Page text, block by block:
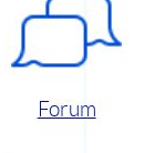
Forum